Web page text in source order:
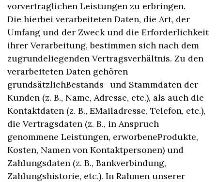
vorvertraglichen Leistungen zu erbringen.
Die hierbei verarbeiteten Daten, die Art, der
Umfang und der Zweck und die Erforderlichkeit
ihrer Verarbeitung, bestimmen sich nach dem
zugrundeliegenden Vertragsverhältnis. Zu den
verarbeiteten Daten gehören
grundsätzlichBestands- und Stammdaten der
Kunden (z. B., Name, Adresse, etc.), als auch die
Kontaktdaten (z. B., EMailadresse, Telefon, etc.),
die Vertragsdaten (z. B., in Anspruch
genommene Leistungen, erworbeneProdukte,
Kosten, Namen von Kontaktpersonen) und
Zahlungsdaten (z. B., Bankverbindung,
Zahlungshistorie, etc.). In Rahmen unserer